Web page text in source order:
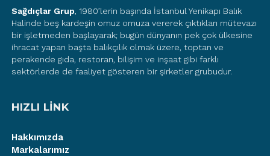
Sağdıçlar Grup, 1980’lerin başında İstanbul Yenikapı Balık
Halinde beş kardeşin omuz omuza vererek çıktıkları mütevazı
bir işletmeden başlayarak; bugün dünyanın pek çok ülkesine
ihracat yapan başta balıkçılık olmak üzere, toptan ve
perakende gıda, restoran, bilişim ve inşaat gibi farklı
sektörlerde de faaliyet gösteren bir şirketler grubudur.
HIZLI LİNK
Hakkımızda
Markalarımız